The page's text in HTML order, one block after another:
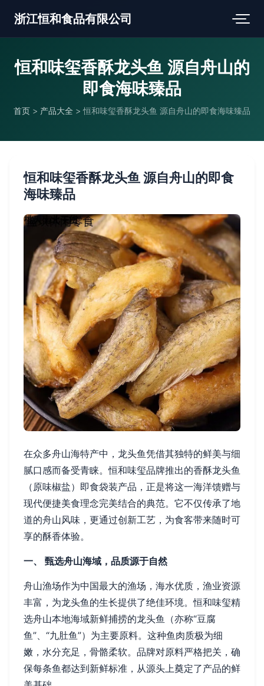
浙江恒和食品有限公司
恒和味玺香酥龙头鱼 源自舟山的
即食海味臻品
首页 > 产品大全 > 恒和味玺香酥龙头鱼 源自舟山的即食海味臻品
恒和味玺香酥龙头鱼 源自舟山的即食
海味臻品
在众多舟山海特产中，龙头鱼凭借其独特的鲜美与细
腻口感而备受青睐。恒和味玺品牌推出的香酥龙头鱼
（原味椒盐）即食袋装产品，正是将这一海洋馈赠与
现代便捷美食理念完美结合的典范。它不仅传承了地
道的舟山风味，更通过创新工艺，为食客带来随时可
享的酥香体验。
一、 甄选舟山海域，品质源于自然
舟山渔场作为中国最大的渔场，海水优质，渔业资源
丰富，为龙头鱼的生长提供了绝佳环境。恒和味玺精
选舟山本地海域新鲜捕捞的龙头鱼（亦称“豆腐
鱼”、“九肚鱼”）为主要原料。这种鱼肉质极为细
嫩，水分充足，骨骼柔软。品牌对原料严格把关，确
保每条鱼都达到新鲜标准，从源头上奠定了产品的鲜